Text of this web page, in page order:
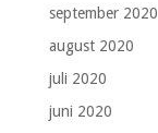
september 2020
august 2020
juli 2020
juni 2020